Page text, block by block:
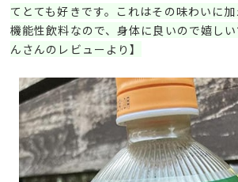
てとても好きです。これはその味わいに
機能性飲料なので、身体に良いので嬉し
んさんのレビューより】